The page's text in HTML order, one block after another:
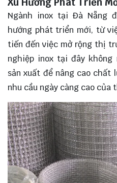
Ngành inox tại Đà Nẵng
hướng phát triển mới, từ
tiến đến việc mở rộng thị
nghiệp inox tại đây
sản xuất để nâng cao chất
nhu cầu ngày càng cao của